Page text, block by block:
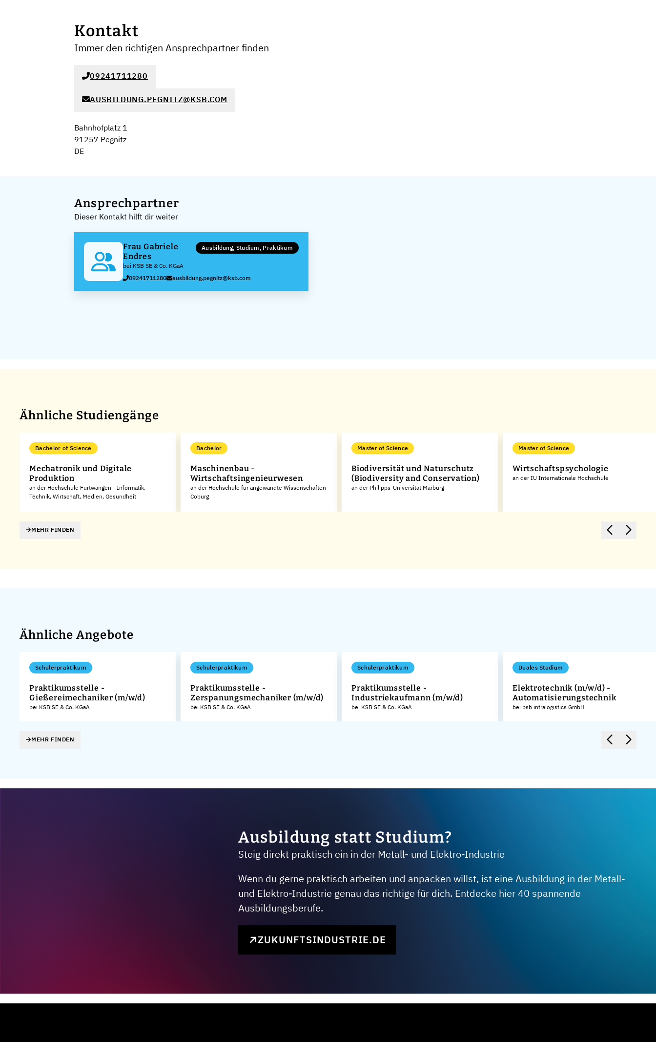
Kontakt
Immer den richtigen Ansprechpartner finden
09241711280
AUSBILDUNG.PEGNITZ@KSB.COM
Bahnhofplatz 1
91257 Pegnitz
DE
Ansprechpartner
Dieser Kontakt hilft dir weiter
Frau Gabriele
Endres
bei KSB SE & Co. KGaA
Ausbildung, Studium, Praktikum
09241711280 ausbildung.pegnitz@ksb.com
Ähnliche Studiengänge
Bachelor of Science
Mechatronik und Digitale
Produktion
an der Hochschule Furtwangen - Informatik,
Technik, Wirtschaft, Medien, Gesundheit
Bachelor
Maschinenbau -
Wirtschaftsingenieurwesen
an der Hochschule für angewandte Wissenschaften
Coburg
Master of Science
Biodiversität und Naturschutz
(Biodiversity and Conservation)
an der Philipps-Universität Marburg
Master of Science
Wirtschaftspsychologie
an der IU Internationale Hochschule
MEHR FINDEN
Ähnliche Angebote
Schülerpraktikum
Praktikumsstelle -
Gießereimechaniker (m/w/d)
bei KSB SE & Co. KGaA
Schülerpraktikum
Praktikumsstelle -
Zerspanungsmechaniker (m/w/d)
bei KSB SE & Co. KGaA
Schülerpraktikum
Praktikumsstelle -
Industriekaufmann (m/w/d)
bei KSB SE & Co. KGaA
Duales Studium
Elektrotechnik (m/w/d) -
Automatisierungstechnik
bei psb intralogistics GmbH
MEHR FINDEN
Ausbildung statt Studium?
Steig direkt praktisch ein in der Metall- und Elektro-Industrie
Wenn du gerne praktisch arbeiten und anpacken willst, ist eine Ausbildung in der Metall-
und Elektro-Industrie genau das richtige für dich. Entdecke hier 40 spannende
Ausbildungsberufe.
ZUKUNFTSINDUSTRIE.DE